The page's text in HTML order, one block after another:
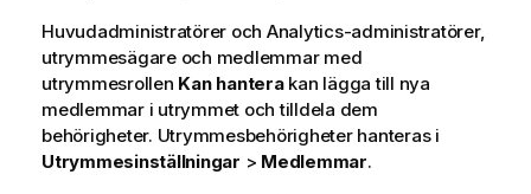
n
f
o
r
m
a
Huvudadministratörer och Analytics-administratörer,
utrymmesägare och medlemmar med
utrymmesrollen Kan hanterakan lägga till nya
medlemmar i utrymmet och tilldela dem
behörigheter. Utrymmesbehörigheter hanteras i
Utrymmesinställningar > Medlemmar.